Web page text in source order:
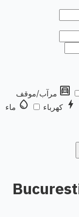
garage مرآب/موقف
bolt كهرباء water_drop ماء